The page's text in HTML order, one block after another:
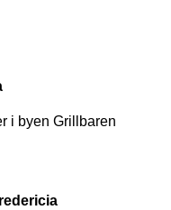
i byen Grillbaren